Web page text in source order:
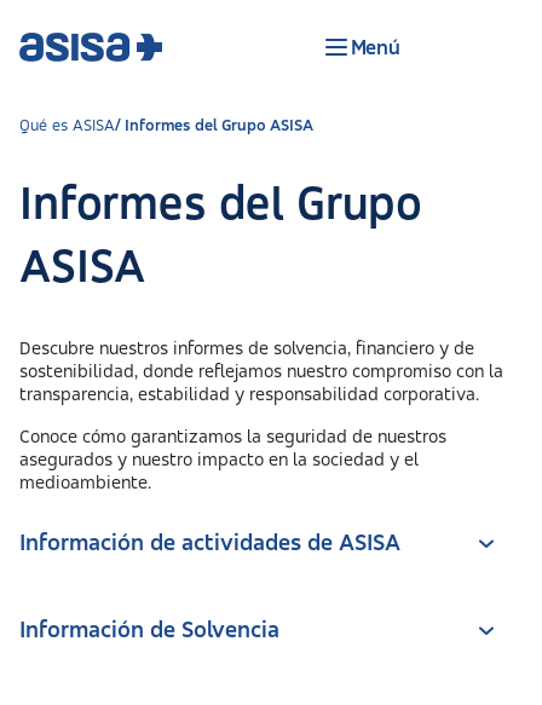
Menú
Qué es ASISA Informes del Grupo ASISA
Informes del Grupo
ASISA
Descubre nuestros informes de solvencia, financiero y de
sostenibilidad, donde reflejamos nuestro compromiso con la
transparencia, estabilidad y responsabilidad corporativa.
Conoce cómo garantizamos la seguridad de nuestros
asegurados y nuestro impacto en la sociedad y el
medioambiente.
Información de actividades de ASISA
Información de Solvencia